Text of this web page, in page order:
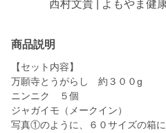
西村文貴 | よもやま健
商品説明
【セット内容】
万願寺とうがらし 約３００g
ニンニク ５個
ジャガイモ（メークイン）
写真①のように、６０サイズの箱